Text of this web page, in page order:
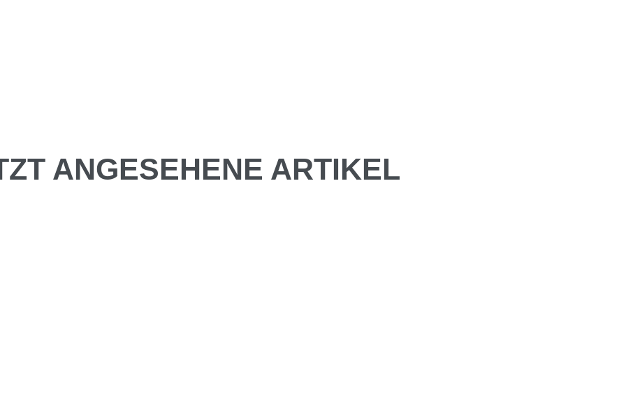
ANGESEHENE ARTIKEL